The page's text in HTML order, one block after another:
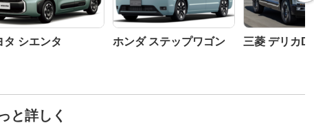
タ シエンタ ホンダ ステップワゴン 三菱 デリカD:5
と詳しく